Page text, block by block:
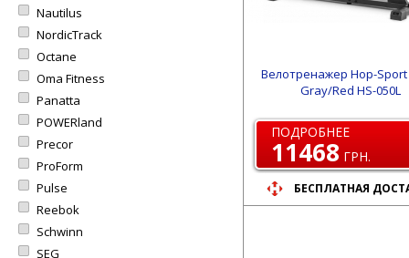
Nautilus
NordicTrack
Octane
Oma Fitness
Panatta
POWERland
Precor
ProForm
Pulse
Reebok
Schwinn
SEG
Велотренажер Hop-
Gray/Red HS-050L
ПОДРОБНЕЕ
11468 ГРН.
БЕСПЛАТНАЯ